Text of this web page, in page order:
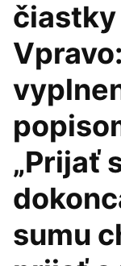
čiastky
„Prijať
sumu